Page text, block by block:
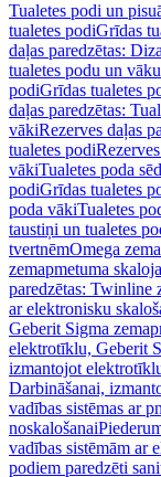
Tualetes podi un
tualetes podiGrīdas
daļas paredzētas:
tualetes podu un
podiGrīdas tualetes
daļas paredzētas:
vākiRezerves daļas
tualetes podi
vākiTualetes poda
podiGrīdas tualetes
poda vākiTualetes
taustiņi un tualetes
tvertnēmOmega
zemapmetuma
paredzētas: Twinline
ar elektronisku
Geberit Sigma
elektrotīklu, Geberit
izmantojot
Darbināšanai,
vadības sistēmas ar
noskalošanai
vadības sistēmām ar
podiem paredzēti